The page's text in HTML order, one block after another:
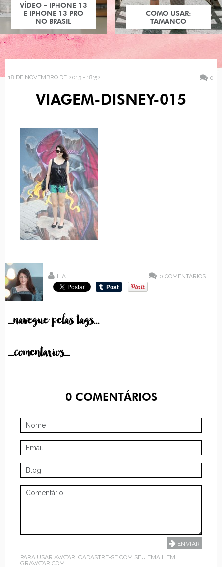
VÍDEO – IPHONE 13
E IPHONE 13 PRO
NO BRASIL
COMO USAR:
TAMANCO
18 DE NOVEMBRO DE 2013 - 18:52 0
VIAGEM-DISNEY-015
LIA 0 COMENTÁRIOS
...navegue pelas tags...
...comentarios...
0COMENTÁRIOS
PARA USAR AVATAR, CADASTRE-SE COM SEU EMAIL EM
GRAVATAR.COM